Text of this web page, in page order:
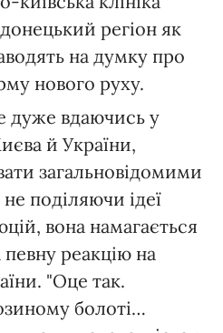
регіон як
на думку про
нового руху.
дуже вдаючись у
й України,
загальновідомими
поділяючи ідеї
вона намагається
реакцію на
"Оце так.
болоті…